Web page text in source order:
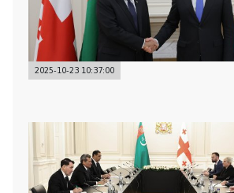
2025-10-23 10:37:00